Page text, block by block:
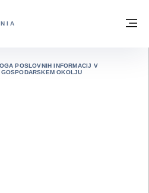
- ZAČETNA STRAN
POSLOVNIH INFORMACIJ V
OKOLJU